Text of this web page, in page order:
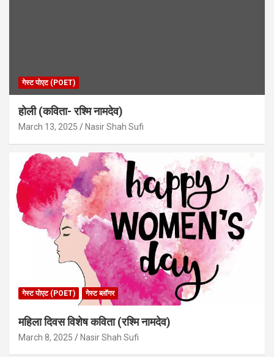
गेस्ट पोएट (POET)
होली (कविता- रश्मि नामदेव)
March 13, 2025 Nasir Shah Sufi
गेस्ट पोएट (POET) गेस्ट ब्लॉगर
महिला दिवस विशेष कविता (रश्मि नामदेव)
March 8, 2025 Nasir Shah Sufi